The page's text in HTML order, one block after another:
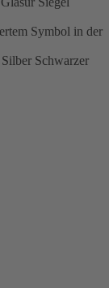
Symbol in der
Schwarzer